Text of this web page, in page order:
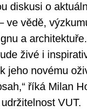
diskusi o
ve vědě,
a
živé i
jeho novému
říká Milan
VUT.